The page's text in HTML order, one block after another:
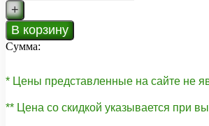
+
В корзину
Сумма:
* Цены представленные на сайте не
** Цена со скидкой указывается при